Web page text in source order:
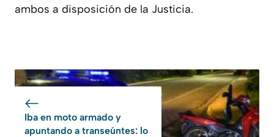
ambos a disposición de la Justicia.
Iba en moto armado y
apuntando a transeúntes: lo